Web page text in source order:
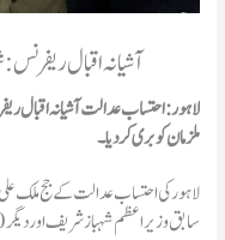
آشیانہ اقبال ریفرنس:
لاہور: احتساب عدالت آشیانہ
ملزمان کو بری کردیا۔
لاہور کی احتساب عدالت کے جج ملک
سابق وزیراعظم شہباز شریف اور دیگر 10 ملزمان کو ریفرنس سے بری کردیا۔